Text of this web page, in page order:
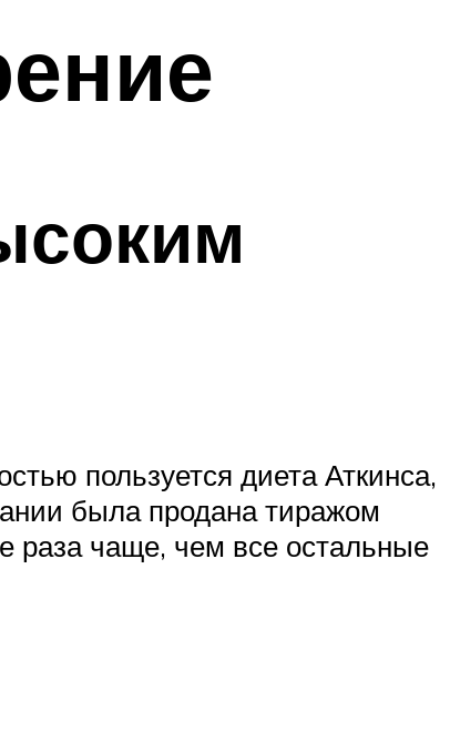
пользуется диета Аткинса,
была продана тиражом
раза чаще, чем все остальные